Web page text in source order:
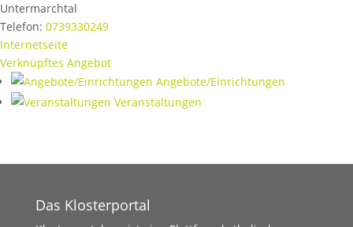
Untermarchtal
Telefon: 0739330249
Internetseite
Verknüpftes Angebot
Angebote/Einrichtungen
Veranstaltungen
Das Klosterportal